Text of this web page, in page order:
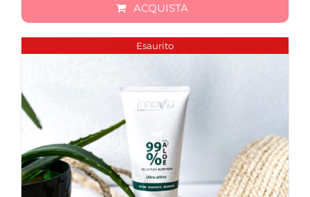
ACQUISTA
Esaurito